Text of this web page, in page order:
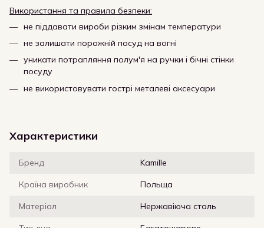
Використання та правила безпеки:
не піддавати вироби різким змінам температури
не залишати порожній посуд на вогні
уникати потрапляння полум'я на ручки і бічні стінки
посуду
не використовувати гострі металеві аксесуари
Характеристики
Бренд Kamille
Країна виробник Польща
Матеріал Нержавіюча сталь